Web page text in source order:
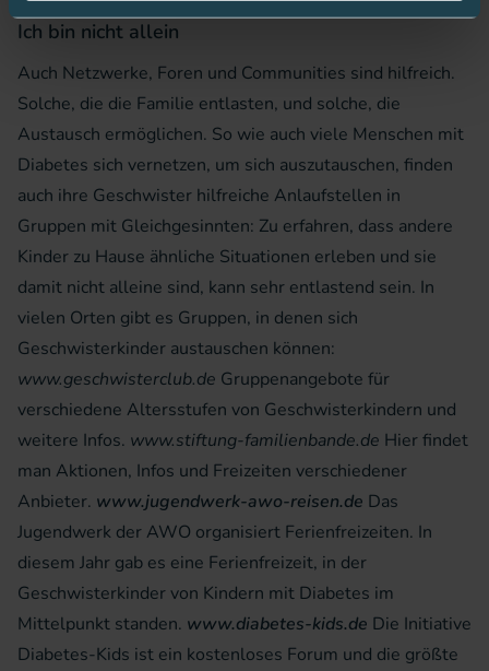
Ich bin nicht allein
Auch Netzwerke, Foren und Communities sind hilfreich.
Solche, die die Familie entlasten, und solche, die
Austausch ermöglichen. So wie auch viele Menschen mit
Diabetes sich vernetzen, um sich auszutauschen, finden
auch ihre Geschwister hilfreiche Anlaufstellen in
Gruppen mit Gleichgesinnten: Zu erfahren, dass andere
Kinder zu Hause ähnliche Situationen erleben und sie
damit nicht alleine sind, kann sehr entlastend sein. In
vielen Orten gibt es Gruppen, in denen sich
Geschwisterkinder austauschen können:
www.geschwisterclub.de Gruppenangebote für
verschiedene Altersstufen von Geschwisterkindern und
weitere Infos. www.stiftung-familienbande.de Hier findet
man Aktionen, Infos und Freizeiten verschiedener
Anbieter. www.jugendwerk-awo-reisen.de Das
Jugendwerk der AWO organisiert Ferienfreizeiten. In
diesem Jahr gab es eine Ferienfreizeit, in der
Geschwisterkinder von Kindern mit Diabetes im
Mittelpunkt standen. www.diabetes-kids.de Die Initiative
Diabetes-Kids ist ein kostenloses Forum und die größte